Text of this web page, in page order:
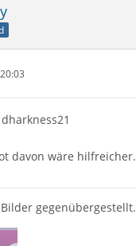
davon wäre hilfreicher.
gegenübergestellt.